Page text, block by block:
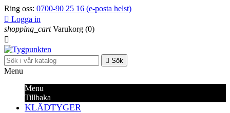
Ring oss: 0700-90 25 16 (e-posta helst)
 Logga in
shopping_cart Varukorg (0)

 Sök
Menu
Menu
Tillbaka
KLÄDTYGER